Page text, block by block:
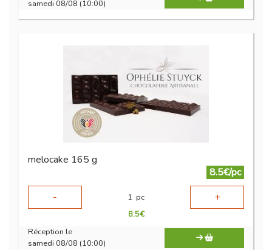
samedi 08/08 (10:00)
melocake 165 g
8.5€/pc
-
1 pc +
8.5€
Réception le
samedi 08/08 (10:00)